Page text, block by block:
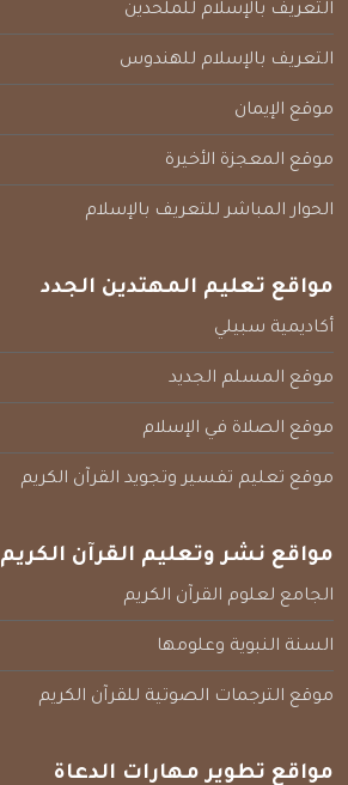
التعريف بالإسلام للملحدين
التعريف بالإسلام للهندوس
موقع الإيمان
موقع المعجزة الأخيرة
الحوار المباشر للتعريف بالإسلام
مواقع تعليم المهتدين الجدد
أكاديمية سبيلي
موقع المسلم الجديد
موقع الصلاة في الإسلام
موقع تعليم تفسير وتجويد القرآن الكريم
مواقع نشر وتعليم القرآن الكريم
الجامع لعلوم القرآن الكريم
السنة النبوية وعلومها
موقع الترجمات الصوتية للقرآن الكريم
مواقع تطوير مهارات الدعاة